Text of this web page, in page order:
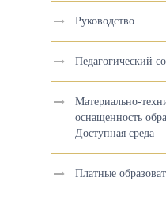
Руководство
Педагогический
Материально-
оснащенность
Доступная среда
Платные